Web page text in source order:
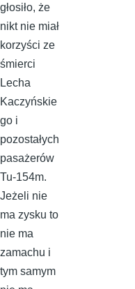
głosiło, że
nikt nie miał
korzyści ze
śmierci
Lecha
Kaczyńskie
go i
pozostałych
pasażerów
Tu-154m.
Jeżeli nie
ma zysku to
nie ma
zamachu i
tym samym